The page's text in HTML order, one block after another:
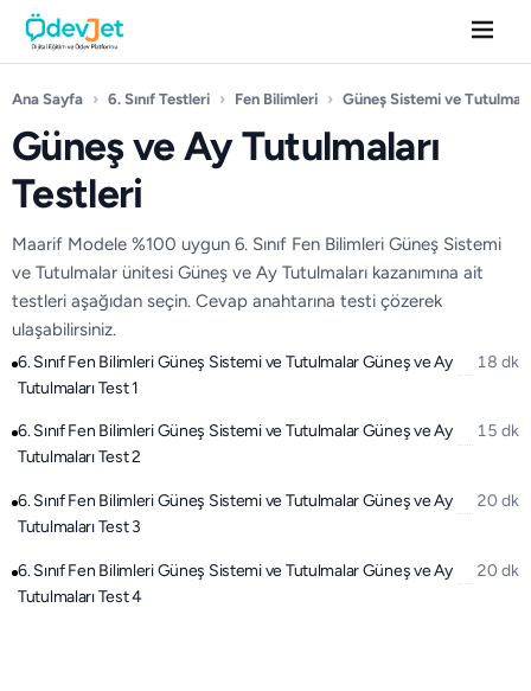
Ana Sayfa › 6. Sınıf Testleri › Fen Bilimleri › Güneş Sistemi ve
Güneş ve Ay Tutulmaları
Testleri
Maarif Modele %100 uygun 6. Sınıf Fen Bilimleri Güneş Sistemi
ve Tutulmalar ünitesi Güneş ve Ay Tutulmaları kazanımına ait
testleri aşağıdan seçin. Cevap anahtarına testi çözerek
ulaşabilirsiniz.
6. Sınıf Fen Bilimleri Güneş Sistemi ve Tutulmalar Güneş ve Ay
Tutulmaları Test 1
18 dk
6. Sınıf Fen Bilimleri Güneş Sistemi ve Tutulmalar Güneş ve Ay
Tutulmaları Test 2
15 dk
6. Sınıf Fen Bilimleri Güneş Sistemi ve Tutulmalar Güneş ve Ay
Tutulmaları Test 3
20 dk
6. Sınıf Fen Bilimleri Güneş Sistemi ve Tutulmalar Güneş ve Ay
Tutulmaları Test 4
20 dk